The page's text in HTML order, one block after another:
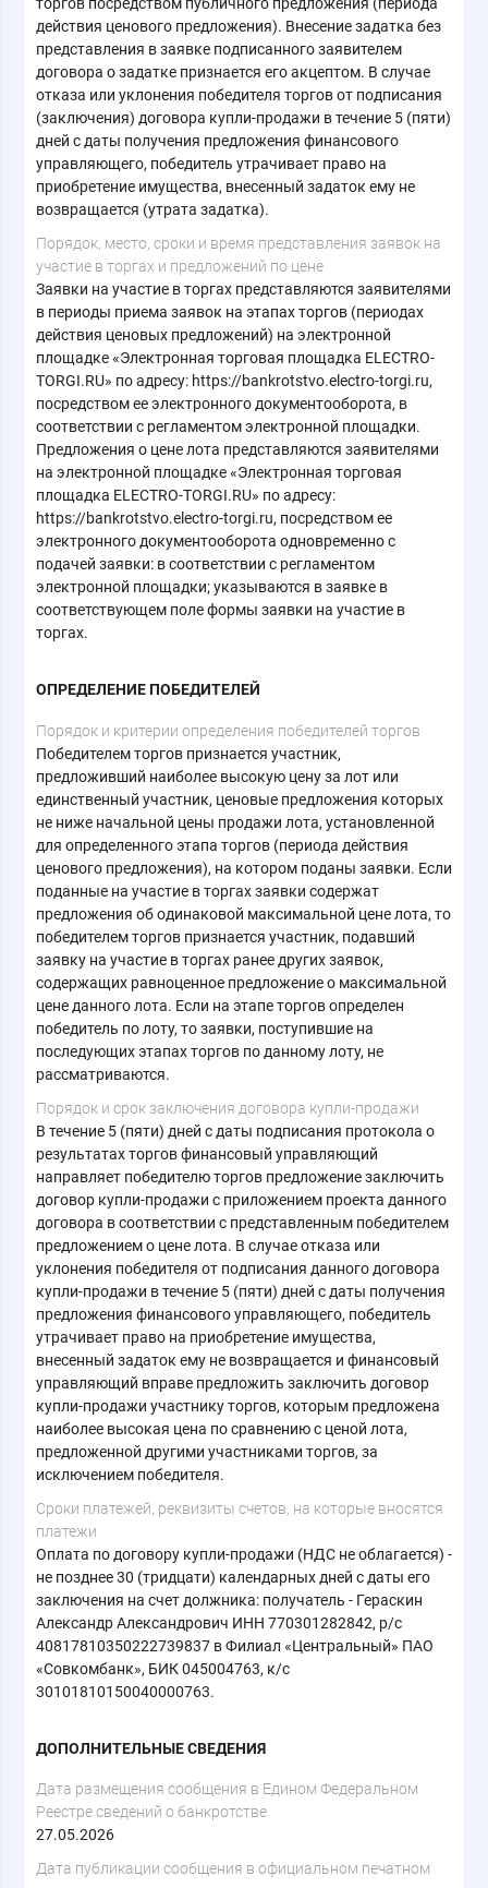
действия ценового предложения). Внесение задатка без
представления в заявке подписанного заявителем
договора о задатке признается его акцептом. В случае
отказа или уклонения победителя торгов от подписания
(заключения) договора купли-продажи в течение 5 (пяти)
дней с даты получения предложения финансового
управляющего, победитель утрачивает право на
приобретение имущества, внесенный задаток ему не
возвращается (утрата задатка).
Порядок, место, сроки и время представления заявок на
участие в торгах и предложений по цене
Заявки на участие в торгах представляются заявителями
в периоды приема заявок на этапах торгов (периодах
действия ценовых предложений) на электронной
площадке «Электронная торговая площадка ELECTRO-
TORGI.RU» по адресу: https://bankrotstvo.electro-torgi.ru,
посредством ее электронного документооборота, в
соответствии с регламентом электронной площадки.
Предложения о цене лота представляются заявителями
на электронной площадке «Электронная торговая
площадка ELECTRO-TORGI.RU» по адресу:
https://bankrotstvo.electro-torgi.ru, посредством ее
электронного документооборота одновременно с
подачей заявки: в соответствии с регламентом
электронной площадки; указываются в заявке в
соответствующем поле формы заявки на участие в
торгах.
ОПРЕДЕЛЕНИЕ ПОБЕДИТЕЛЕЙ
Порядок и критерии определения победителей торгов
Победителем торгов признается участник,
предложивший наиболее высокую цену за лот или
единственный участник, ценовые предложения которых
не ниже начальной цены продажи лота, установленной
для определенного этапа торгов (периода действия
ценового предложения), на котором поданы заявки. Если
поданные на участие в торгах заявки содержат
предложения об одинаковой максимальной цене лота, то
победителем торгов признается участник, подавший
заявку на участие в торгах ранее других заявок,
содержащих равноценное предложение о максимальной
цене данного лота. Если на этапе торгов определен
победитель по лоту, то заявки, поступившие на
последующих этапах торгов по данному лоту, не
рассматриваются.
Порядок и срок заключения договора купли-продажи
В течение 5 (пяти) дней с даты подписания протокола о
результатах торгов финансовый управляющий
направляет победителю торгов предложение заключить
договор купли-продажи с приложением проекта данного
договора в соответствии с представленным победителем
предложением о цене лота. В случае отказа или
уклонения победителя от подписания данного договора
купли-продажи в течение 5 (пяти) дней с даты получения
предложения финансового управляющего, победитель
утрачивает право на приобретение имущества,
внесенный задаток ему не возвращается и финансовый
управляющий вправе предложить заключить договор
купли-продажи участнику торгов, которым предложена
наиболее высокая цена по сравнению с ценой лота,
предложенной другими участниками торгов, за
исключением победителя.
Сроки платежей, реквизиты счетов, на которые вносятся
платежи
Оплата по договору купли-продажи (НДС не облагается) -
не позднее 30 (тридцати) календарных дней с даты его
заключения на счет должника: получатель - Гераскин
Александр Александрович ИНН 770301282842, р/с
40817810350222739837 в Филиал «Центральный» ПАО
«Совкомбанк», БИК 045004763, к/с
30101810150040000763.
ДОПОЛНИТЕЛЬНЫЕ СВЕДЕНИЯ
Дата размещения сообщения в Едином Федеральном
Реестре сведений о банкротстве
27.05.2026
Дата публикации сообщения в официальном печатном